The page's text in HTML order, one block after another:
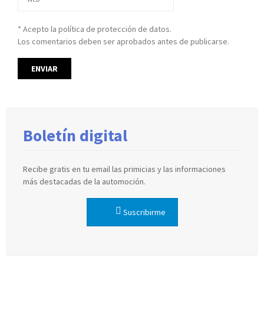
* Acepto la política de protección de datos.
Los comentarios deben ser aprobados antes de publicarse.
Boletín digital
Recibe gratis en tu email las primicias y las informaciones
más destacadas de la automoción.
Suscribirme